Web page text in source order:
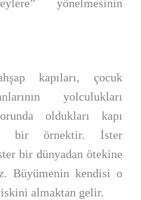
yönelmesinin
kapıları, çocuk
yolculukları
oldukları kapı
bir örnektir. İster
bir dünyadan ötekine
Büyümenin kendisi o
almaktan gelir.